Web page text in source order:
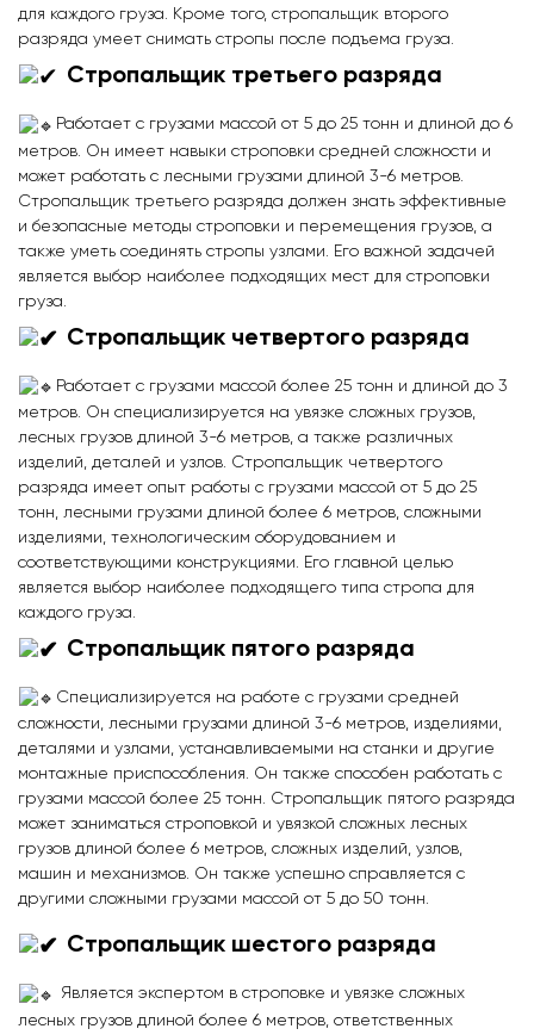
для каждого груза. Кроме того, стропальщик второго
разряда умеет снимать стропы после подъема груза.
Стропальщик третьего разряда
Работает с грузами массой от 5 до 25 тонн и длиной до 6
метров. Он имеет навыки строповки средней сложности и
может работать с лесными грузами длиной 3-6 метров.
Стропальщик третьего разряда должен знать эффективные
и безопасные методы строповки и перемещения грузов, а
также уметь соединять стропы узлами. Его важной задачей
является выбор наиболее подходящих мест для строповки
груза.
Стропальщик четвертого разряда
Работает с грузами массой более 25 тонн и длиной до 3
метров. Он специализируется на увязке сложных грузов,
лесных грузов длиной 3-6 метров, а также различных
изделий, деталей и узлов. Стропальщик четвертого
разряда имеет опыт работы с грузами массой от 5 до 25
тонн, лесными грузами длиной более 6 метров, сложными
изделиями, технологическим оборудованием и
соответствующими конструкциями. Его главной целью
является выбор наиболее подходящего типа стропа для
каждого груза.
Стропальщик пятого разряда
Специализируется на работе с грузами средней
сложности, лесными грузами длиной 3-6 метров, изделиями,
деталями и узлами, устанавливаемыми на станки и другие
монтажные приспособления. Он также способен работать с
грузами массой более 25 тонн. Стропальщик пятого разряда
может заниматься строповкой и увязкой сложных лесных
грузов длиной более 6 метров, сложных изделий, узлов,
машин и механизмов. Он также успешно справляется с
другими сложными грузами массой от 5 до 50 тонн.
Стропальщик шестого разряда
Является экспертом в строповке и увязке сложных
лесных грузов длиной более 6 метров, ответственных